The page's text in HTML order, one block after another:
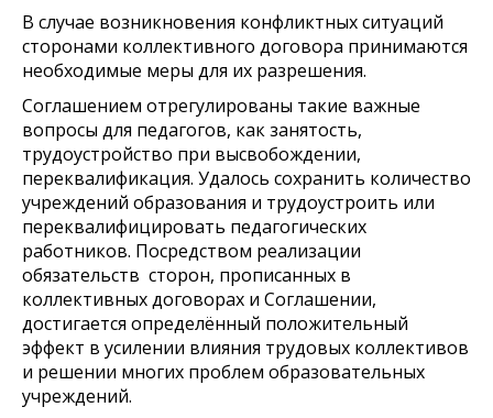
В случае возникновения конфликтных ситуаций
сторонами коллективного договора принимаются
необходимые меры для их разрешения.
Соглашением отрегулированы такие важные
вопросы для педагогов, как занятость,
трудоустройство при высвобождении,
переквалификация. Удалось сохранить количество
учреждений образования и трудоустроить или
переквалифицировать педагогических
работников. Посредством реализации
обязательств сторон, прописанных в
коллективных договорах и Соглашении,
достигается определённый положительный
эффект в усилении влияния трудовых коллективов
и решении многих проблем образовательных
учреждений.